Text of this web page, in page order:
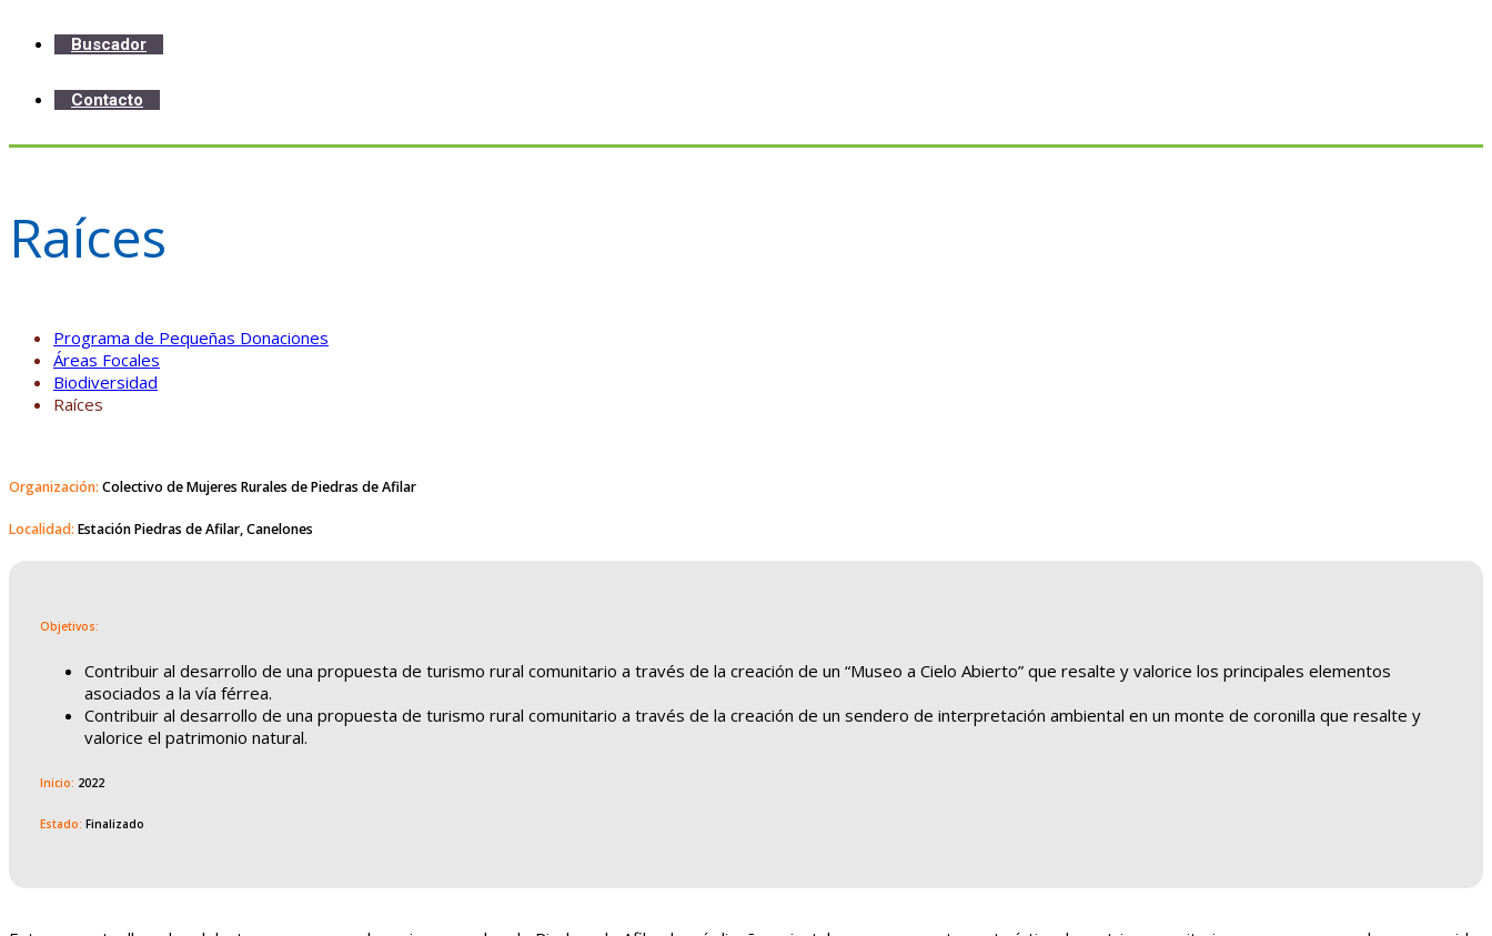
Buscador
Contacto
Raíces
Programa de Pequeñas Donaciones
Áreas Focales
Biodiversidad
Raíces
Organización: Colectivo de Mujeres Rurales de Piedras de Afilar
Localidad: Estación Piedras de Afilar, Canelones
Objetivos:
Contribuir al desarrollo de una propuesta de turismo rural comunitario a través de la creación de un “Museo a Cielo Abierto” que resalte y valorice los principales elementos
asociados a la vía férrea.
Contribuir al desarrollo de una propuesta de turismo rural comunitario a través de la creación de un sendero de interpretación ambiental en un monte de coronilla que resalte y
valorice el patrimonio natural.
Inicio: 2022
Estado: Finalizado